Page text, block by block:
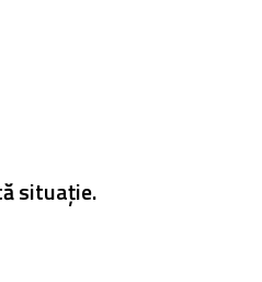
situație.